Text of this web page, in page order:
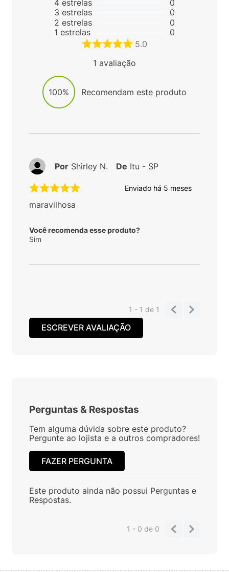
4 estrelas
3 estrelas
2 estrelas
1 estrelas
0
0
0
0
5.0
1 avaliação
100% Recomendam este produto
Enviado há 5 meses
maravilhosa
Você recomenda esse produto?
Sim
Por Shirley N. De Itu - SP
1 - 1de 1
ESCREVER AVALIAÇÃO
Perguntas & Respostas
Tem alguma dúvida sobre este produto?
Pergunte ao lojista e a outros compradores!
FAZER PERGUNTA
Este produto ainda não possui Perguntas e
Respostas.
1 - 0de 0